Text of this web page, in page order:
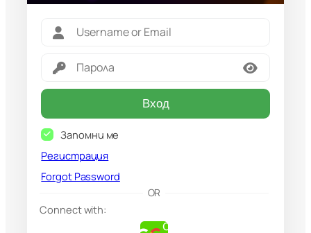
Вход
Запомни ме
Регистрация
Forgot Password
OR
Connect with:
o